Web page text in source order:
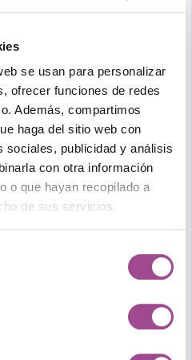
se usan para personalizar
ofrecer funciones de redes
Además, compartimos
haga del sitio web con
sociales, publicidad y análisis
con otra información
o que hayan recopilado a
de sus servicios.
que debe ser utilizada
la caché de páginas
. Para sitios con alto
externas como Redis
datos en memoria,
reduciendo el tiempo de
Utiliza módulos como
para cargar